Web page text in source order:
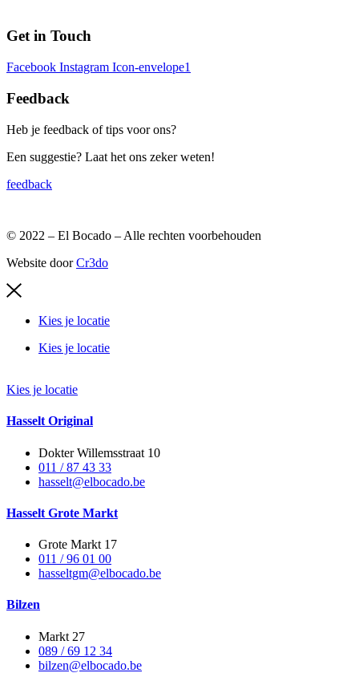
Get in Touch
Facebook Instagram Icon-envelope1
Feedback
Heb je feedback of tips voor ons?
Een suggestie? Laat het ons zeker weten!
feedback
© 2022 – El Bocado – Alle rechten voorbehouden
Website doorCr3do
Kies je locatie
Kies je locatie
Kies je locatie
Hasselt Original
Dokter Willemsstraat 10
011 / 87 43 33
hasselt@elbocado.be
Hasselt Grote Markt
Grote Markt 17
011 / 96 01 00
hasseltgm@elbocado.be
Bilzen
Markt 27
089 / 69 12 34
bilzen@elbocado.be